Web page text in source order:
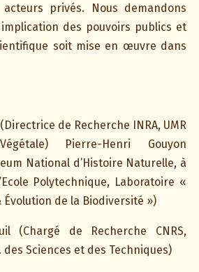
privés. Nous demandons
implication des pouvoirs publics et
soit mise en œuvre dans
de Recherche INRA, UMR
Pierre-Henri Gouyon
National d’Histoire Naturelle, à
Polytechnique, Laboratoire «
de la Biodiversité »)
(Chargé de Recherche CNRS,
des Sciences et des Techniques)